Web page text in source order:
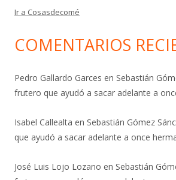
Ir a Cosasdecomé
COMENTARIOS
Pedro Gallardo Garces en Sebastián
frutero que ayudó a sacar adelante a
Isabel Callealta en Sebastián Gómez
que ayudó a sacar adelante a once
José Luis Lojo Lozano en Sebastián